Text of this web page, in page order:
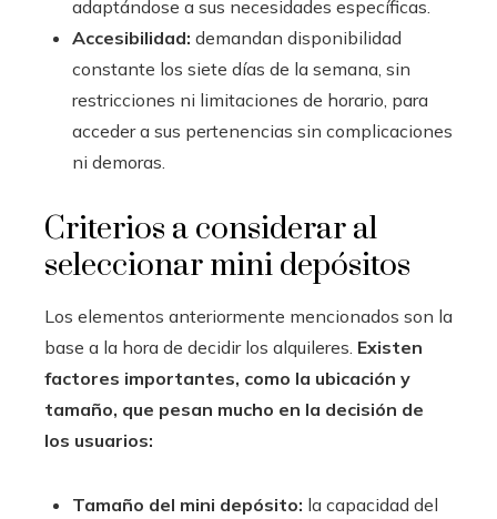
adaptándose a sus necesidades específicas.
Accesibilidad: demandan disponibilidad
constante los siete días de la semana, sin
restricciones ni limitaciones de horario, para
acceder a sus pertenencias sin complicaciones
ni demoras.
Criterios a considerar al
seleccionar mini depósitos
Los elementos anteriormente mencionados son la
base a la hora de decidir los alquileres. Existen
factores importantes, como la ubicación y
tamaño, que pesan mucho en la decisión de
los usuarios:
Tamaño del mini depósito: la capacidad del